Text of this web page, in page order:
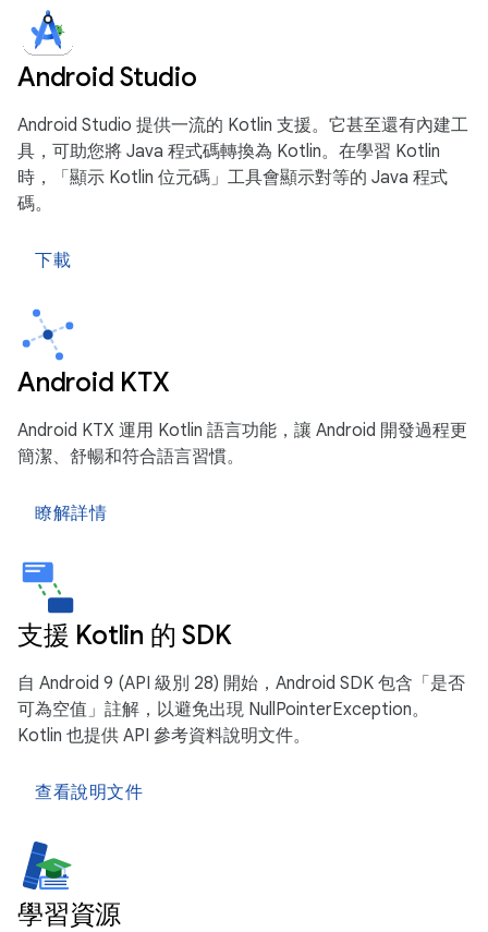
Android Studio
Android Studio 提供一流的 Kotlin 支援。它甚至還有內建工
具，可助您將 Java 程式碼轉換為 Kotlin。在學習 Kotlin
時，「顯示 Kotlin 位元碼」工具會顯示對等的 Java 程式
碼。
下載
Android KTX
Android KTX 運用 Kotlin 語言功能，讓 Android 開發過程更
簡潔、舒暢和符合語言習慣。
瞭解詳情
支援 Kotlin 的 SDK
自 Android 9 (API 級別 28) 開始，Android SDK 包含「是否
可為空值」註解，以避免出現 NullPointerException。
Kotlin 也提供 API 參考資料說明文件。
查看說明文件
學習資源